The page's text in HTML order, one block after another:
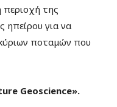
περιοχή της
ηπείρου για να
ποταμών που
Geoscience».